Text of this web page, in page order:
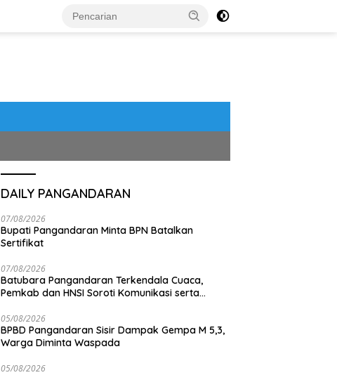
Laut Pangandaran, HNSI Minta
Pekerjaan Evakuasi Tak
Ditunda
Selamanya di Pesisir Batukaras
DAILY PANGANDARAN
07/08/2026
Bupati Pangandaran Minta BPN Batalkan
Sertifikat
07/08/2026
Batubara Pangandaran Terkendala Cuaca,
Pemkab dan HNSI Soroti Komunikasi serta
05/08/2026
BPBD Pangandaran Sisir Dampak Gempa M 5,3,
Warga Diminta Waspada
05/08/2026